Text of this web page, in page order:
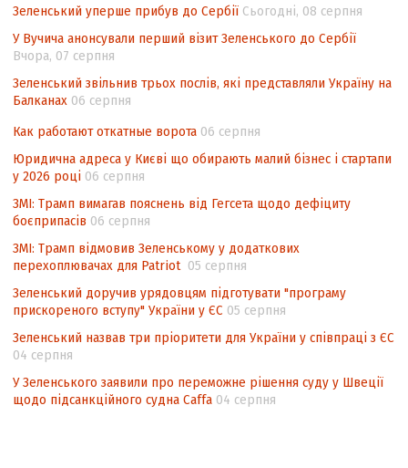
Угоди про торговельні аспекти прав
інтелектуальної власності (TRIPS) у
контексті євроінтеграції
Аналіз виборчого законодавства щодо
невизначеності механізму повторного
Інформаційна безпека суспільства
Зеленський уперше прибув до Сербії Сьогодні, 08 серпня
У Вучича анонсували перший візит Зеленського до Сербії
Вчора, 07 серпня
Зеленський звільнив трьох послів, які представляли Україну на
Балканах 06 серпня
Как работают откатные ворота 06 серпня
Юридична адреса у Києві що обирають малий бізнес і стартапи
у 2026 році 06 серпня
ЗМІ: Трамп вимагав пояснень від Гегсета щодо дефіциту
боєприпасів 06 серпня
ЗМІ: Трамп відмовив Зеленському у додаткових
перехоплювачах для Patriot 05 серпня
Зеленський доручив урядовцям підготувати "програму
прискореного вступу" України у ЄС 05 серпня
Зеленський назвав три пріоритети для України у співпраці з ЄС
04 серпня
У Зеленського заявили про переможне рішення суду у Швеції
щодо підсанкційного судна Caffa 04 серпня